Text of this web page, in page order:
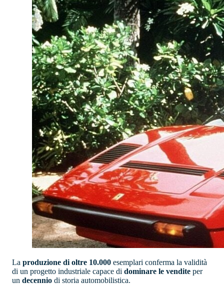
La produzione di oltre 10.000 esemplari conferma la validità
di un progetto industriale capace di dominare le vendite per
un decennio di storia automobilistica.